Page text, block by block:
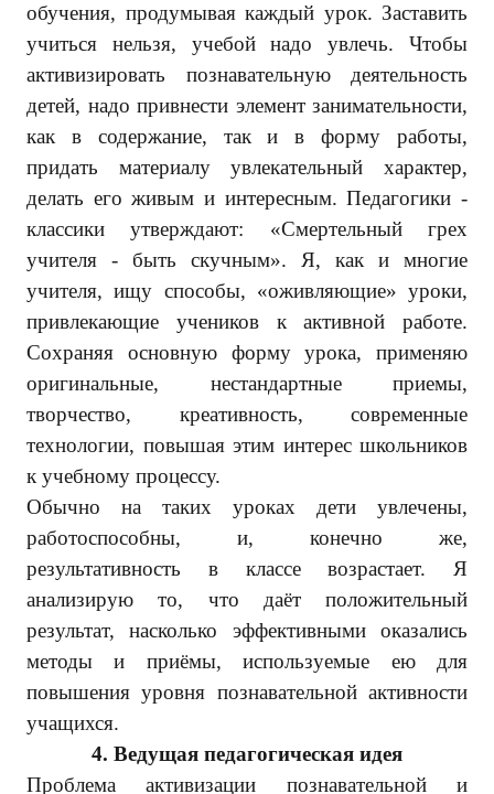
обучения, продумывая каждый урок. Заставить
учиться нельзя, учебой надо увлечь. Чтобы
активизировать познавательную деятельность
детей, надо привнести элемент занимательности,
как в содержание, так и в форму работы,
придать материалу увлекательный характер,
делать его живым и интересным. Педагогики -
классики утверждают: «Смертельный грех
учителя - быть скучным». Я, как и многие
учителя, ищу способы, «оживляющие» уроки,
привлекающие учеников к активной работе.
Сохраняя основную форму урока, применяю
оригинальные, нестандартные приемы,
творчество, креативность, современные
технологии, повышая этим интерес школьников
к учебному процессу.
Обычно на таких уроках дети увлечены,
работоспособны, и, конечно же,
результативность в классе возрастает. Я
анализирую то, что даёт положительный
результат, насколько эффективными оказались
методы и приёмы, используемые ею для
повышения уровня познавательной активности
учащихся.
4. Ведущая педагогическая идея
Проблема активизации познавательной и